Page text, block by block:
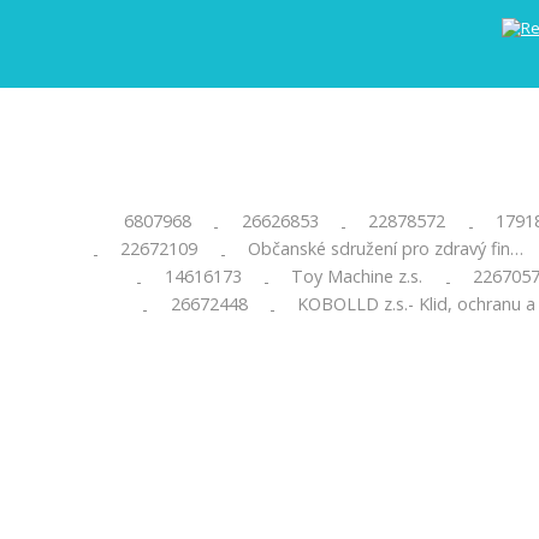
6807968 - 26626853 - 22878572 -
-
22672109 -
Občanské sdružení pro zdravý fin…
-
14616173 - Toy Machine z.s. -
-
26672448 - KOBOLLD z.s.- Klid, ochranu